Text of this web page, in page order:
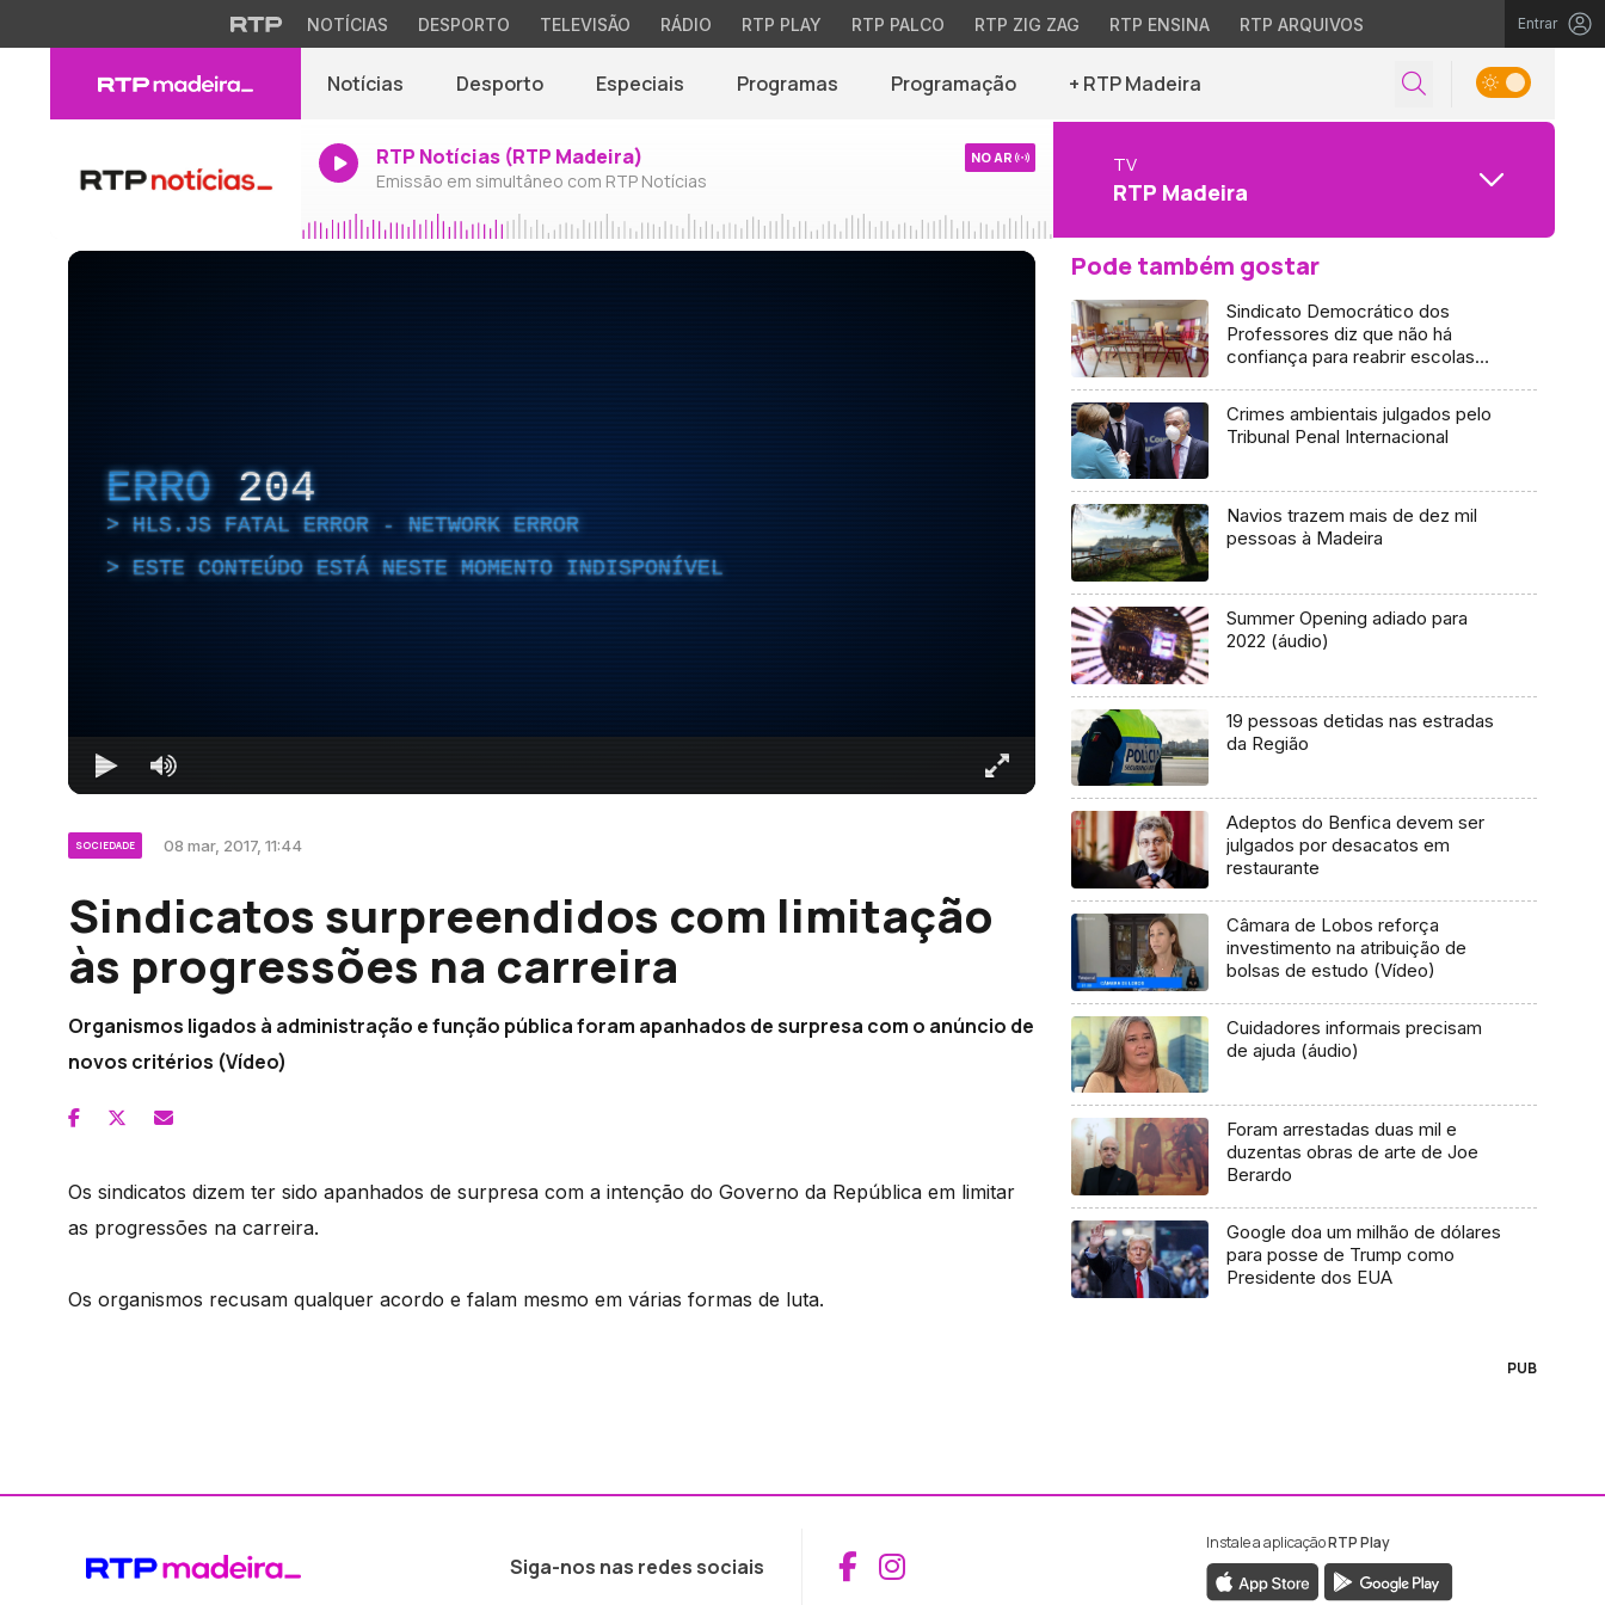
NOTÍCIAS DESPORTO TELEVISÃO RÁDIO RTP PLAY RTP PALCO RTP ZIG ZAG RTP ENSINA RTP ARQUIVOS Entrar
Notícias Desporto Especiais Programas Programação + RTP Madeira
RTP Notícias (RTP Madeira)
Emissão em simultâneo com RTP Notícias
NO AR TV
RTP Madeira
ERRO 204
HLS.JS FATAL ERROR - NETWORK ERROR
ESTE CONTEÚDO ESTÁ NESTE MOMENTO INDISPONÍVEL
SOCIEDADE 08 mar, 2017, 11:44
Sindicatos surpreendidos com limitação
às progressões na carreira
Organismos ligados à administração e função pública foram apanhados de surpresa com o anúncio de
novos critérios (Vídeo)
Os sindicatos dizem ter sido apanhados de surpresa com a intenção do Governo da República em limitar
as progressões na carreira.
Os organismos recusam qualquer acordo e falam mesmo em várias formas de luta.
Pode também gostar
Sindicato Democrático dos
Professores diz que não há
confiança para reabrir escolas
Crimes ambientais julgados pelo
Tribunal Penal Internacional
Navios trazem mais de dez mil
pessoas à Madeira
Summer Opening adiado para
2022 (áudio)
19 pessoas detidas nas estradas
da Região
Adeptos do Benfica devem ser
julgados por desacatos em
restaurante
Câmara de Lobos reforça
investimento na atribuição de
bolsas de estudo (Vídeo)
Cuidadores informais precisam
de ajuda (áudio)
Foram arrestadas duas mil e
duzentas obras de arte de Joe
Berardo
Google doa um milhão de dólares
para posse de Trump como
Presidente dos EUA
PUB
Siga-nos nas redes sociais Aceder ao Facebook da RTP Madeira
Aceder ao Instagram da RTP Madeira
Instale a aplicaçãoRTP Play